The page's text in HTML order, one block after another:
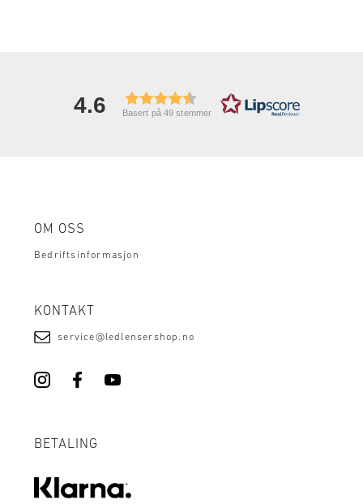
4.6 Basert på 49 stemmer
OM OSS
Bedriftsinformasjon
KONTAKT
service@ledlensershop.no
BETALING